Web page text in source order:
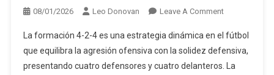
08/01/2026 Leo Donovan Leave A CommentOn
De
Formación
4-
La formación 4-2-4 es una estrategia dinámica en el fútbol
que equilibra la agresión ofensiva con la solidez defensiva,
presentando cuatro defensores y cuatro delanteros. La